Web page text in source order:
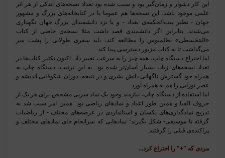
این کار دشوار و زمان‌گیر بود و سبب شده بود تعداد نسخه‌های اندکی از هر اثر
علمی موجود باشد. این نسخه‌ها هم عموما یا در کتابخانه‌های بزرگ و مشهور
جهان - نظیر بیت‌الحکمه‌ی بغداد - و یا نزد دانشمندان بزرگ جهان نگهداری
می‌شدند. بنابراین اگر دانشمندی قصد داشت مثلا نسخه‌ی خاصی از کتاب
«المَجَسطی» بطلمیوس را مطالعه کند، باید سفری طولانی را پشت سر
می‌گذاشت تا به کتاب مزبور دسترسی پیدا کند.
اما اختراع دستگاه چاپ، همه چیز را به سرعت تغییر داد. اکنون تکثیر کتاب‌ها در
تعداد نسخه‌های زیاد، بسیار آسان‌تر شده بود. به این ترتیب، دستگاه چاپ به
همراه خود گسترش ناگهانی دانش بشری و در نتیجه، دوران شکوفایی اندیشه و
عصر نوزایی را هم به همراه آورد.
اما استفاده از دستگاه چاپ، نیازمند وجود یک نماد سربی مشخص برای هر یک از
حروف الفبا و همین طور اعداد و نمادهای ریاضی بود. همین امر سبب شد به
تدریج نمادگذاری‌های یکسان و استانداردی در عرصه‌های مختلف - از ریاضیات
گرفته تا موسیقی- شکل بگیرند؛ نمادهایی که سرانجام جای نمادهای مختلف و
پراکنده‌ی قبلی را گرفتند.
مردی که "
+
" را اختراع کرد...